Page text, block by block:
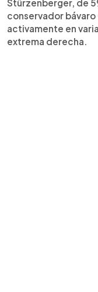
Stürzenberger, de
conservador bávaro
activamente en
extrema derecha.